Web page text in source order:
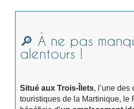
🔎 À ne pas
alentours !
Situé aux Trois-Îlets, l’une
touristiques de la Martinique, le